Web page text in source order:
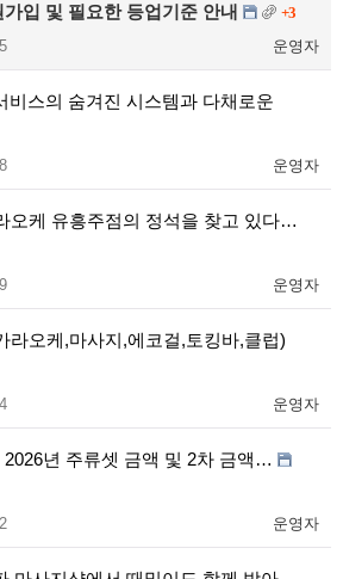
입 및 필요한 등업기준 안내 +3
운영자
비스의 숨겨진 시스템과 다채로운
운영자
오케 유흥주점의 정석을 찾고 있다…
운영자
라오케,마사지,에코걸,토킹바,클럽)
운영자
2026년 주류셋 금액 및 2차 금액…
운영자